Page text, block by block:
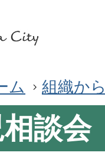
ム 組織か
談会